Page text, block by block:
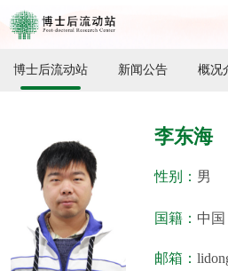
博士后流动站 新闻公告 概况
李东海
性别： 男
国籍： 中国
邮箱：